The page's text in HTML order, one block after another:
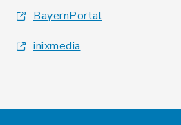
BayernPortal
inixmedia